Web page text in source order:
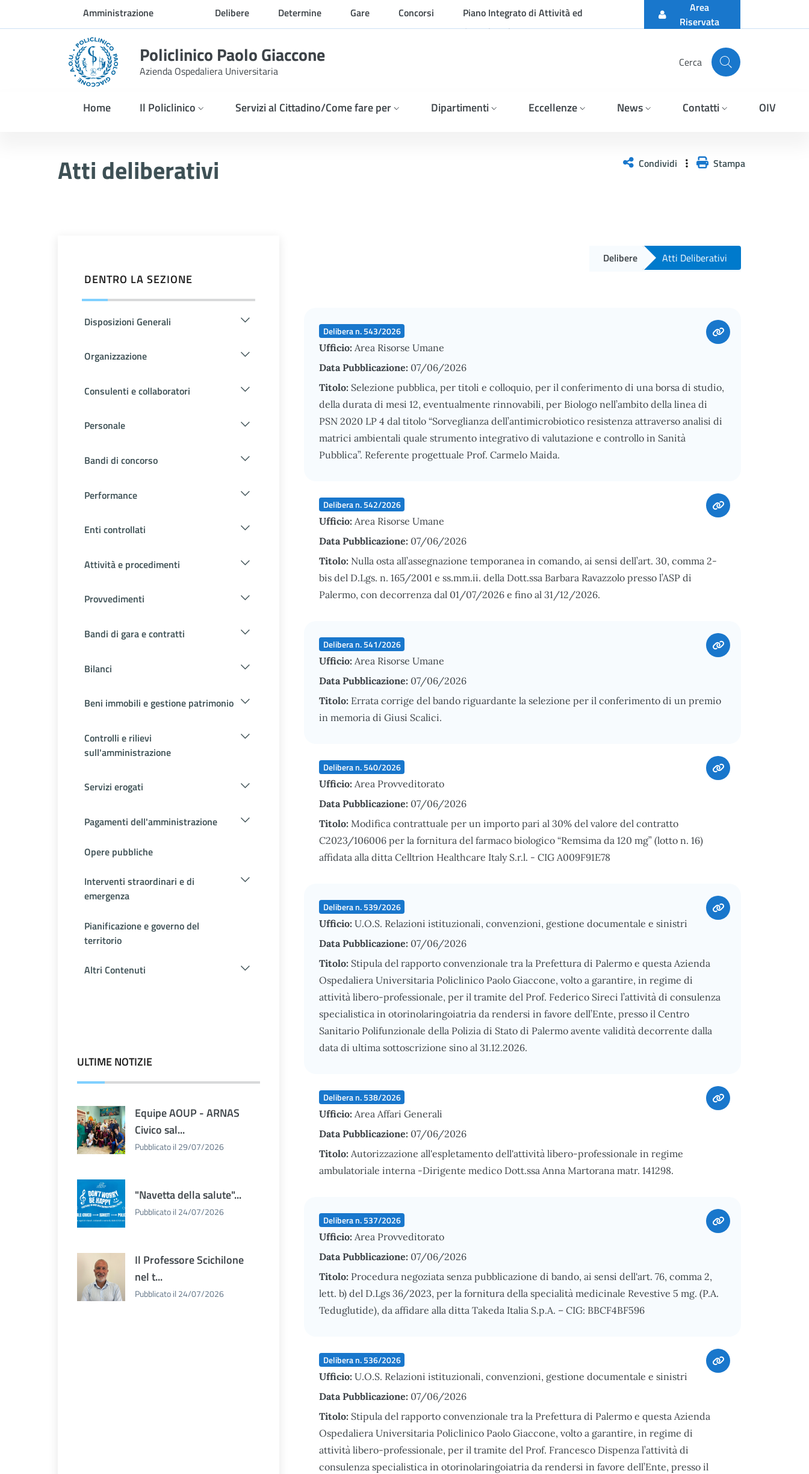
Skip to Main ContentAmministrazione
trasparente
Delibere Determine Gare Concorsi
Piano Integrato di Attività ed
Organizzazione
Area
Riservata
Policlinico Paolo Giaccone
Azienda Ospedaliera Universitaria
Cerca
Home Il Policlinico Servizi al Cittadino/Come fare per Dipartimenti Eccellenze News Contatti OIV
Atti deliberativi Condividi Stampa
DENTRO LA SEZIONE
Disposizioni Generali
Organizzazione
Consulenti e collaboratori
Personale
Bandi di concorso
Performance
Enti controllati
Attività e procedimenti
Provvedimenti
Bandi di gara e contratti
Bilanci
Beni immobili e gestione patrimonio
Controlli e rilievi
sull'amministrazione
Servizi erogati
Pagamenti dell'amministrazione
Opere pubbliche
Interventi straordinari e di
emergenza
Pianificazione e governo del
territorio
Altri Contenuti
ULTIME NOTIZIE
Equipe AOUP - ARNAS
Civico sal...
Pubblicato il 29/07/2026
"Navetta della salute"...
Pubblicato il 24/07/2026
Il Professore Scichilone
nel t...
Pubblicato il 24/07/2026
Delibere Atti Deliberativi
Delibera n. 543/2026
Ufficio: Area Risorse Umane
Data Pubblicazione: 07/06/2026
Titolo: Selezione pubblica, per titoli e colloquio, per il conferimento di una borsa di studio,
della durata di mesi 12, eventualmente rinnovabili, per Biologo nell’ambito della linea di
PSN 2020 LP 4 dal titolo “Sorveglianza dell’antimicrobiotico resistenza attraverso analisi di
matrici ambientali quale strumento integrativo di valutazione e controllo in Sanità
Pubblica”. Referente progettuale Prof. Carmelo Maida.
Delibera n. 542/2026
Ufficio: Area Risorse Umane
Data Pubblicazione: 07/06/2026
Titolo: Nulla osta all’assegnazione temporanea in comando, ai sensi dell’art. 30, comma 2-
bis del D.Lgs. n. 165/2001 e ss.mm.ii. della Dott.ssa Barbara Ravazzolo presso l’ASP di
Palermo, con decorrenza dal 01/07/2026 e fino al 31/12/2026.
Delibera n. 541/2026
Ufficio: Area Risorse Umane
Data Pubblicazione: 07/06/2026
Titolo: Errata corrige del bando riguardante la selezione per il conferimento di un premio
in memoria di Giusi Scalici.
Delibera n. 540/2026
Ufficio: Area Provveditorato
Data Pubblicazione: 07/06/2026
Titolo: Modifica contrattuale per un importo pari al 30% del valore del contratto
C2023/106006 per la fornitura del farmaco biologico “Remsima da 120 mg” (lotto n. 16)
affidata alla ditta Celltrion Healthcare Italy S.r.l. - CIG A009F91E78
Delibera n. 539/2026
Ufficio: U.O.S. Relazioni istituzionali, convenzioni, gestione documentale e sinistri
Data Pubblicazione: 07/06/2026
Titolo: Stipula del rapporto convenzionale tra la Prefettura di Palermo e questa Azienda
Ospedaliera Universitaria Policlinico Paolo Giaccone, volto a garantire, in regime di
attività libero-professionale, per il tramite del Prof. Federico Sireci l’attività di consulenza
specialistica in otorinolaringoiatria da rendersi in favore dell’Ente, presso il Centro
Sanitario Polifunzionale della Polizia di Stato di Palermo avente validità decorrente dalla
data di ultima sottoscrizione sino al 31.12.2026.
Delibera n. 538/2026
Ufficio: Area Affari Generali
Data Pubblicazione: 07/06/2026
Titolo: Autorizzazione all'espletamento dell'attività libero-professionale in regime
ambulatoriale interna -Dirigente medico Dott.ssa Anna Martorana matr. 141298.
Delibera n. 537/2026
Ufficio: Area Provveditorato
Data Pubblicazione: 07/06/2026
Titolo: Procedura negoziata senza pubblicazione di bando, ai sensi dell'art. 76, comma 2,
lett. b) del D.Lgs 36/2023, per la fornitura della specialità medicinale Revestive 5 mg. (P.A.
Teduglutide), da affidare alla ditta Takeda Italia S.p.A. – CIG: BBCF4BF596
Delibera n. 536/2026
Ufficio: U.O.S. Relazioni istituzionali, convenzioni, gestione documentale e sinistri
Data Pubblicazione: 07/06/2026
Titolo: Stipula del rapporto convenzionale tra la Prefettura di Palermo e questa Azienda
Ospedaliera Universitaria Policlinico Paolo Giaccone, volto a garantire, in regime di
attività libero-professionale, per il tramite del Prof. Francesco Dispenza l’attività di
consulenza specialistica in otorinolaringoiatria da rendersi in favore dell’Ente, presso il